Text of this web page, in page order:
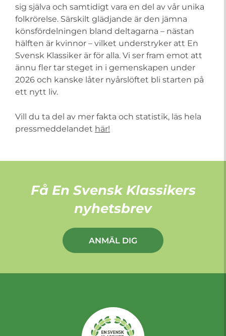
sig själva och samtidigt vara en del av vår unika
folkrörelse. Särskilt glädjande är den jämna
könsfördelningen bland deltagarna – nästan
hälften är kvinnor – vilket understryker att En
Svensk Klassiker är för alla. Vi ser fram emot att
ännu fler tar steget in i gemenskapen under
2026 och kanske låter nyårslöftet bli starten på
ett nytt liv.
Vill du ta del av mer fakta och statistik, läs hela
pressmeddelandet här!
Få En Svensk Klassikers
nyhetsbrev
ANMÄL DIG